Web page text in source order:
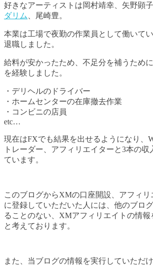
好きなアーティストは岡村靖幸、矢野顕子
ダリム
、尾崎豊。
本業は工場で夜勤の作業員として働いて
退職しました。
給料が安かったため、不足分を補うため
を経験しました。
・デリヘルのドライバー
・ホームセンターの在庫撤去作業
・コンビニの店員
etc…
現在はFXでも結果を出せるようになり、
トレーダー、アフィリエイターと3本の収
ています。
このブログからXMの口座開設、アフィリ
に登録していただいた人には、他のブロ
ることのない、XMアフィリエイトの情報
と考えております。
また、当ブログの情報を実行していただ